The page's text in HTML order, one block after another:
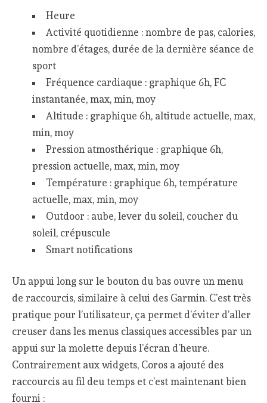
Heure
Activité quotidienne : nombre de pas, calories,
nombre d’étages, durée de la dernière séance de
sport
Fréquence cardiaque : graphique 6h, FC
instantanée, max, min, moy
Altitude : graphique 6h, altitude actuelle, max,
min, moy
Pression atmosthérique : graphique 6h,
pression actuelle, max, min, moy
Température : graphique 6h, température
actuelle, max, min, moy
Outdoor : aube, lever du soleil, coucher du
soleil, crépuscule
Smart notifications
Un appui long sur le bouton du bas ouvre un menu
de raccourcis, similaire à celui des Garmin. C’est très
pratique pour l’utilisateur, ça permet d’éviter d’aller
creuser dans les menus classiques accessibles par un
appui sur la molette depuis l’écran d’heure.
Contrairement aux widgets, Coros a ajouté des
raccourcis au fil deu temps et c’est maintenant bien
fourni :